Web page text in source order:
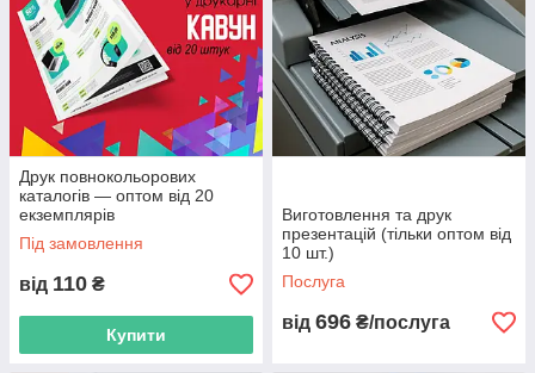
Друк повнокольорових
каталогів — оптом від 20
екземплярів
Під замовлення
від 110 ₴
Купити
Виготовлення та друк
презентацій (тільки оптом від
10 шт.)
Послуга
від 696 ₴/послуга